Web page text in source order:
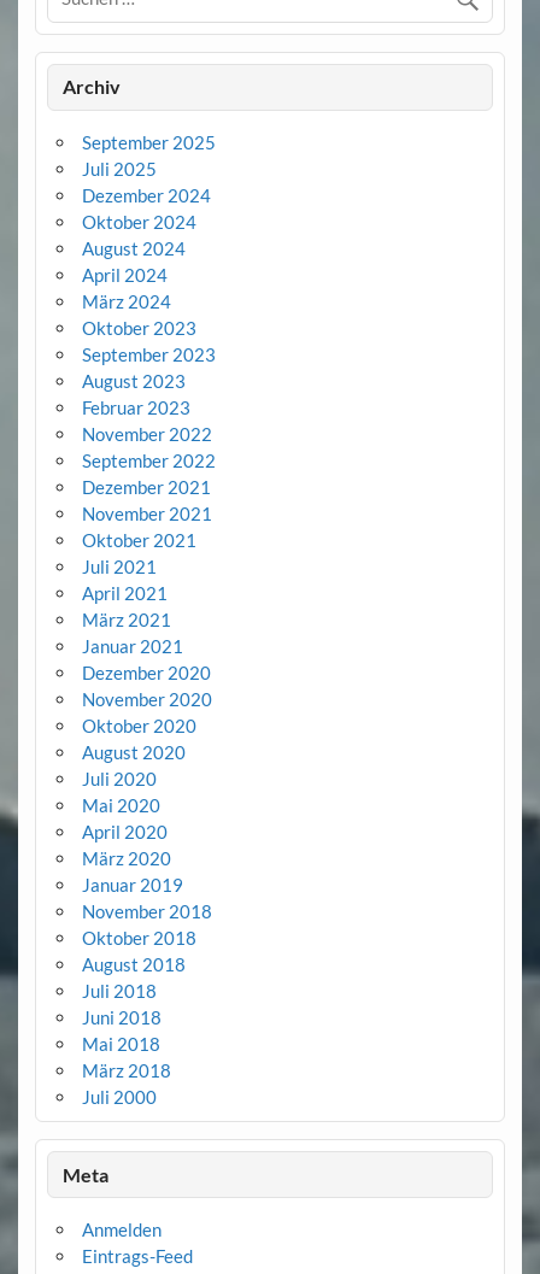
Archiv
September 2025
Juli 2025
Dezember 2024
Oktober 2024
August 2024
April 2024
März 2024
Oktober 2023
September 2023
August 2023
Februar 2023
November 2022
September 2022
Dezember 2021
November 2021
Oktober 2021
Juli 2021
April 2021
März 2021
Januar 2021
Dezember 2020
November 2020
Oktober 2020
August 2020
Juli 2020
Mai 2020
April 2020
März 2020
Januar 2019
November 2018
Oktober 2018
August 2018
Juli 2018
Juni 2018
Mai 2018
März 2018
Juli 2000
Meta
Anmelden
Eintrags-Feed